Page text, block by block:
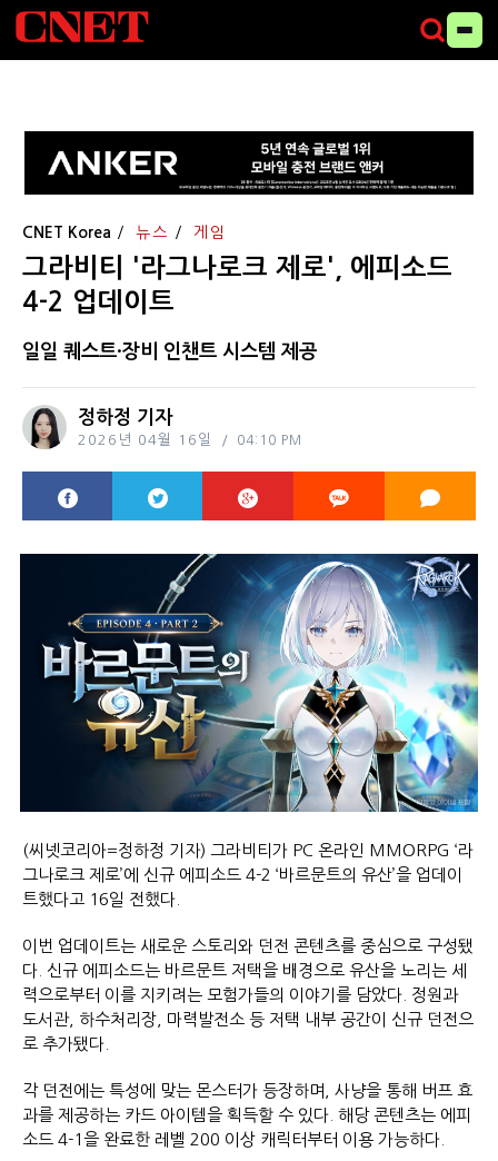
CNET Korea 뉴스 게임
그라비티 '라그나로크 제로', 에피소드
4-2 업데이트
일일 퀘스트·장비 인챈트 시스템 제공
정하정 기자
2026년 04월 16일 04:10 PM
(씨넷코리아=정하정 기자) 그라비티가 PC 온라인 MMORPG ‘라
그나로크 제로’에 신규 에피소드 4-2 ‘바르문트의 유산’을 업데이
트했다고 16일 전했다.
이번 업데이트는 새로운 스토리와 던전 콘텐츠를 중심으로 구성됐
다. 신규 에피소드는 바르문트 저택을 배경으로 유산을 노리는 세
력으로부터 이를 지키려는 모험가들의 이야기를 담았다. 정원과
도서관, 하수처리장, 마력발전소 등 저택 내부 공간이 신규 던전으
로 추가됐다.
각 던전에는 특성에 맞는 몬스터가 등장하며, 사냥을 통해 버프 효
과를 제공하는 카드 아이템을 획득할 수 있다. 해당 콘텐츠는 에피
소드 4-1을 완료한 레벨 200 이상 캐릭터부터 이용 가능하다.